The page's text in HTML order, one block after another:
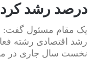
درصد رشد کرد
یک مقام مسئول گفت:
نخست سال جاری در